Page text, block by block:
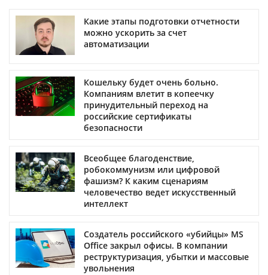
Какие этапы подготовки отчетности
можно ускорить за счет
автоматизации
Кошельку будет очень больно.
Компаниям влетит в копеечку
принудительный переход на
российские сертификаты
безопасности
Всеобщее благоденствие,
робокоммунизм или цифровой
фашизм? К каким сценариям
человечество ведет искусственный
интеллект
Создатель российского «убийцы» MS
Office закрыл офисы. В компании
реструктуризация, убытки и массовые
увольнения